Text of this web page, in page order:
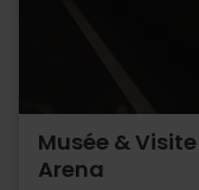
Musée &
Arena